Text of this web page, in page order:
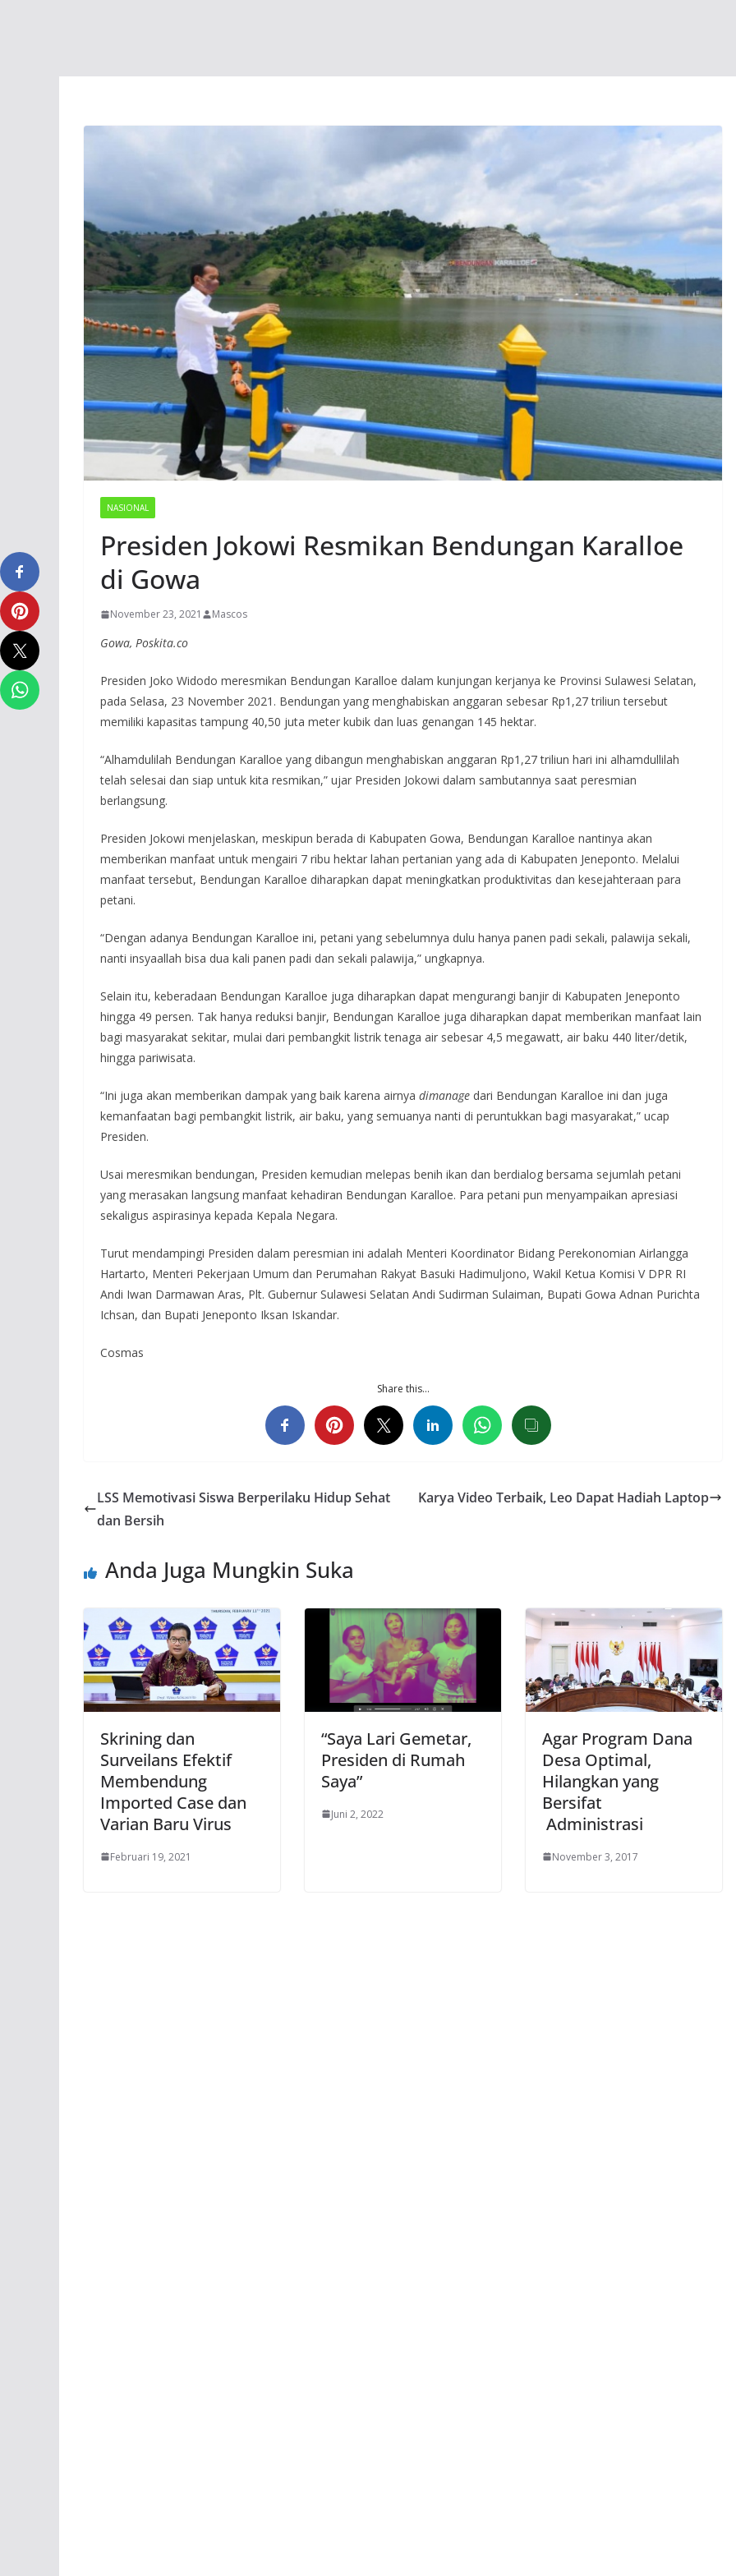
NASIONAL
Presiden Jokowi Resmikan Bendungan Karalloe
di Gowa
November 23, 2021 Mascos
Gowa, Poskita.co
Presiden Joko Widodo meresmikan Bendungan Karalloe dalam kunjungan kerjanya ke Provinsi Sulawesi Selatan,
pada Selasa, 23 November 2021. Bendungan yang menghabiskan anggaran sebesar Rp1,27 triliun tersebut
memiliki kapasitas tampung 40,50 juta meter kubik dan luas genangan 145 hektar.
“Alhamdulilah Bendungan Karalloe yang dibangun menghabiskan anggaran Rp1,27 triliun hari ini alhamdullilah
telah selesai dan siap untuk kita resmikan,” ujar Presiden Jokowi dalam sambutannya saat peresmian
berlangsung.
Presiden Jokowi menjelaskan, meskipun berada di Kabupaten Gowa, Bendungan Karalloe nantinya akan
memberikan manfaat untuk mengairi 7 ribu hektar lahan pertanian yang ada di Kabupaten Jeneponto. Melalui
manfaat tersebut, Bendungan Karalloe diharapkan dapat meningkatkan produktivitas dan kesejahteraan para
petani.
“Dengan adanya Bendungan Karalloe ini, petani yang sebelumnya dulu hanya panen padi sekali, palawija sekali,
nanti insyaallah bisa dua kali panen padi dan sekali palawija,” ungkapnya.
Selain itu, keberadaan Bendungan Karalloe juga diharapkan dapat mengurangi banjir di Kabupaten Jeneponto
hingga 49 persen. Tak hanya reduksi banjir, Bendungan Karalloe juga diharapkan dapat memberikan manfaat lain
bagi masyarakat sekitar, mulai dari pembangkit listrik tenaga air sebesar 4,5 megawatt, air baku 440 liter/detik,
hingga pariwisata.
“Ini juga akan memberikan dampak yang baik karena airnya dimanage dari Bendungan Karalloe ini dan juga
kemanfaatan bagi pembangkit listrik, air baku, yang semuanya nanti di peruntukkan bagi masyarakat,” ucap
Presiden.
Usai meresmikan bendungan, Presiden kemudian melepas benih ikan dan berdialog bersama sejumlah petani
yang merasakan langsung manfaat kehadiran Bendungan Karalloe. Para petani pun menyampaikan apresiasi
sekaligus aspirasinya kepada Kepala Negara.
Turut mendampingi Presiden dalam peresmian ini adalah Menteri Koordinator Bidang Perekonomian Airlangga
Hartarto, Menteri Pekerjaan Umum dan Perumahan Rakyat Basuki Hadimuljono, Wakil Ketua Komisi V DPR RI
Andi Iwan Darmawan Aras, Plt. Gubernur Sulawesi Selatan Andi Sudirman Sulaiman, Bupati Gowa Adnan Purichta
Ichsan, dan Bupati Jeneponto Iksan Iskandar.
Cosmas
Share this…
LSS Memotivasi Siswa Berperilaku Hidup Sehat
dan Bersih
Karya Video Terbaik, Leo Dapat Hadiah Laptop
Anda Juga Mungkin Suka
Skrining dan
Surveilans Efektif
Membendung
Imported Case dan
Varian Baru Virus
Februari 19, 2021
“Saya Lari Gemetar,
Presiden di Rumah
Saya”
Juni 2, 2022
Agar Program Dana
Desa Optimal,
Hilangkan yang
Bersifat
Administrasi
November 3, 2017